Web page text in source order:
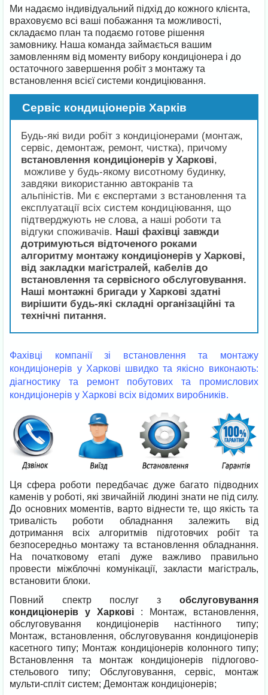
Ми надаємо індивідуальний підхід до кожного клієнта,
враховуємо всі ваші побажання та можливості,
складаємо план та подаємо готове рішення
замовнику. Наша команда займається вашим
замовленням від моменту вибору кондиціонера і до
остаточного завершення робіт з монтажу та
встановлення всієї системи кондиціювання.
Сервіс кондиціонерів Харків
Будь-які види робіт з кондиціонерами (монтаж,
сервіс, демонтаж, ремонт, чистка), причому
встановлення кондиціонерів у Харкові,
можливе у будь-якому висотному будинку,
завдяки використанню автокранів та
альпіністів. Ми є експертами з встановлення та
експлуатації всіх систем кондиціювання, що
підтверджують не слова, а наші роботи та
відгуки споживачів. Наші фахівці завжди
дотримуються відточеного роками
алгоритму монтажу кондиціонерів у Харкові,
від закладки магістралей, кабелів до
встановлення та сервісного обслуговування.
Наші монтажні бригади у Харкові здатні
вирішити будь-які складні організаційні та
технічні питання.
Фахівці компанії зі встановлення та монтажу
кондиціонерів у Харкові швидко та якісно виконають:
діагностику та ремонт побутових та промислових
кондиціонерів у Харкові всіх відомих виробників.
Ця сфера роботи передбачає дуже багато підводних
каменів у роботі, які звичайній людині знати не під силу.
До основних моментів, варто віднести те, що якість та
тривалість роботи обладнання залежить від
дотримання всіх алгоритмів підготовчих робіт та
безпосередньо монтажу та встановлення обладнання.
На початковому етапі дуже важливо правильно
провести міжблочні комунікації, закласти магістраль,
встановити блоки.
Повний спектр послуг з обслуговування
кондиціонерів у Харкові : Монтаж, встановлення,
обслуговування кондиціонерів настінного типу;
Монтаж, встановлення, обслуговування кондиціонерів
касетного типу; Монтаж кондиціонерів колонного типу;
Встановлення та монтаж кондиціонерів підлогово-
стельового типу; Обслуговування, сервіс, монтаж
мульти-спліт систем; Демонтаж кондиціонерів;